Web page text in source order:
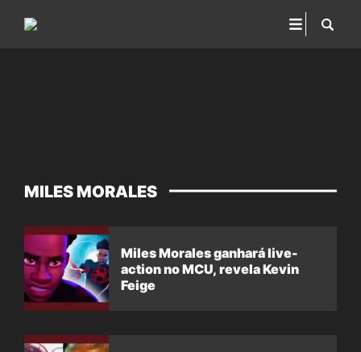
MILES MORALES
Miles Morales ganhará live-
action no MCU, revela Kevin
Feige